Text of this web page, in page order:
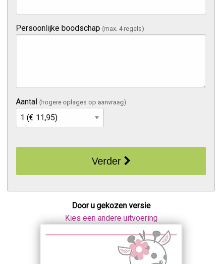
Persoonlijke boodschap (max. 4 regels)
Aantal (hogere oplages op aanvraag)
Verder
Door u gekozen versie
Kies een andere uitvoering